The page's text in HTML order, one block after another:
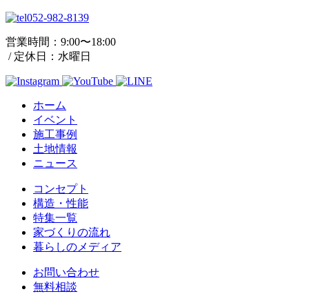
052-982-8139
営業時間： 9:00〜18:00
/ 定休日：水曜日
ホーム
イベント
施工事例
土地情報
ニュース
コンセプト
構造・性能
特集一覧
家づくりの流れ
暮らしのメディア
お問い合わせ
無料相談